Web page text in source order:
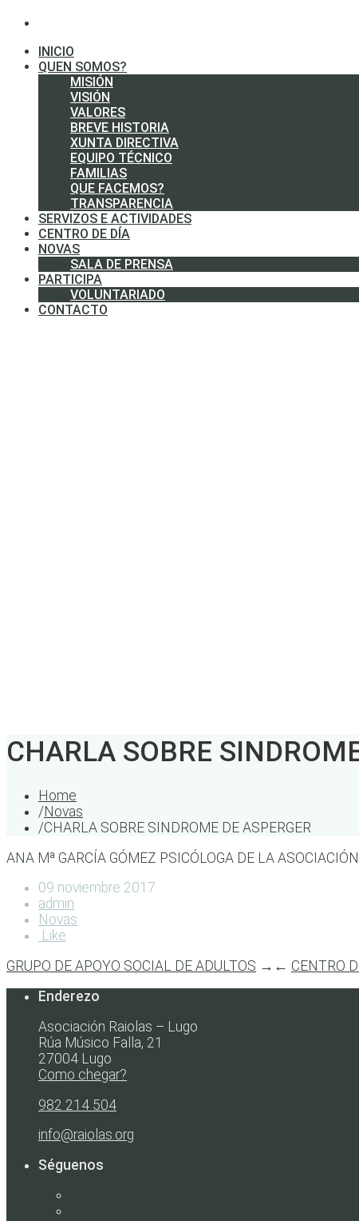
INICIO
QUEN SOMOS?
MISIÓN
VISIÓN
VALORES
BREVE HISTORIA
XUNTA DIRECTIVA
EQUIPO TÉCNICO
FAMILIAS
QUE FACEMOS?
TRANSPARENCIA
SERVIZOS E ACTIVIDADES
CENTRO DE DÍA
NOVAS
SALA DE PRENSA
PARTICIPA
VOLUNTARIADO
CONTACTO
CHARLA SOBRE
Home
/Novas
/CHARLA SOBRE SINDROME DE ASPERGER
ANA Mª GARCÍA GÓMEZ PSICÓLOGA DE LA
09 noviembre 2017
admin
Novas
Like
GRUPO DE APOYO SOCIAL DE ADULTOS → ← CENTRO
Enderezo
Asociación Raiolas – Lugo
Rúa Músico Falla, 21
27004 Lugo
Como chegar?
982 214 504
info@raiolas.org
Séguenos